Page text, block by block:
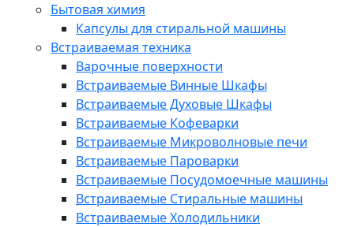
Бытовая химия
Капсулы для стиральной машины
Встраиваемая техника
Варочные поверхности
Встраиваемые Винные Шкафы
Встраиваемые Духовые Шкафы
Встраиваемые Кофеварки
Встраиваемые Микроволновые печи
Встраиваемые Пароварки
Встраиваемые Посудомоечные машины
Встраиваемые Стиральные машины
Встраиваемые Холодильники